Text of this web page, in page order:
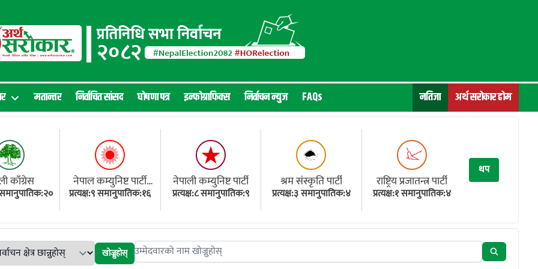
नतिजा अर्थ सरोकार होम
मतान्तर निर्वाचित सांसद घोषणा पत्र इन्फोग्राफिक्स निर्वाचन न्युज FAQs
काँग्रेस
समानुपातिक:२०
नेपाल कम्युनिष्ट पार्टी
(एमाले)
प्रत्यक्ष:९ समानुपातिक:१६
नेपाली कम्युनिष्ट पार्टी
प्रत्यक्ष:८ समानुपातिक:९
श्रम संस्कृति पार्टी
प्रत्यक्ष:३ समानुपातिक:४
राष्ट्रिय प्रजातन्त्र पार्टी
प्रत्यक्ष:१ समानुपातिक:४
थप
खोज्नुहोस् Search candidates